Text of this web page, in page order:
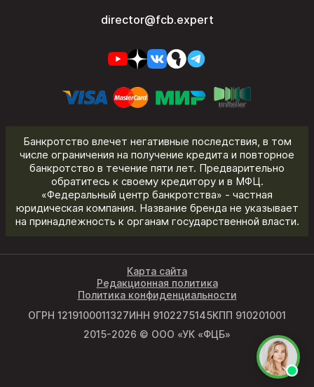
director@fcb.expert
Банкротство влечет негативные последствия, в том
числе ограничения на получение кредита и повторное
банкротство в течение пяти лет. Предварительно
обратитесь к своему кредитору и в МФЦ.
«Федеральный центр банкротства» - частная
юридическая компания. Название бренда не указывает
на принадлежность к органам государственной власти.
ОГРН 1219100011327ИНН 9102275145КПП 910201001
2015-2026 © ООО «УК «ФЦБ»
Карта сайта
Редакционная политика
Политика конфиденциальности